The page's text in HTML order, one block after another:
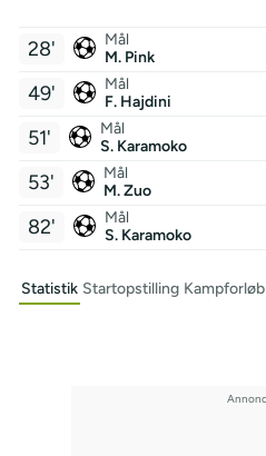
Mål
M. Pink
28'
Mål
F. Hajdini
49'
Mål
S. Karamoko
51'
Mål
M. Zuo
53'
Mål
S. Karamoko
82'
Statistik Startopstilling Kampforløb